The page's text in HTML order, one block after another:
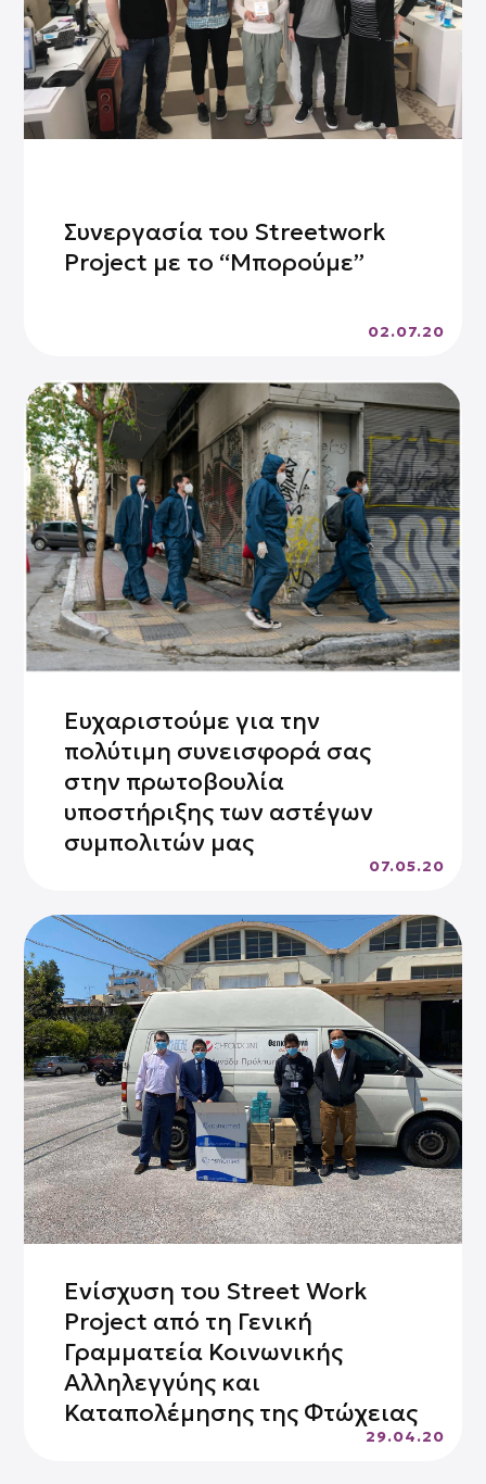
Συνεργασία του Streetwork
Project με το “Μπορούμε”
02.07.20
Ευχαριστούμε για την
πολύτιμη συνεισφορά σας
στην πρωτοβουλία
υποστήριξης των αστέγων
συμπολιτών μας
07.05.20
Ενίσχυση του Street Work
Project από τη Γενική
Γραμματεία Κοινωνικής
Αλληλεγγύης και
Καταπολέμησης της Φτώχειας
29.04.20